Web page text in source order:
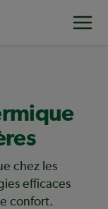
chez les
efficaces
confort.